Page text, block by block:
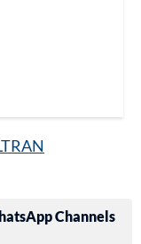
Channels